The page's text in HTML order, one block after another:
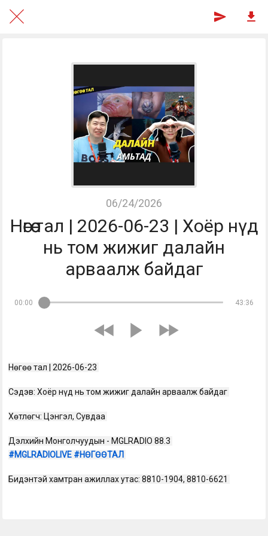
06/24/2026
Нөгөө тал | 2026-06-23 | Хоёр нүд
нь том жижиг далайн
арваалж байдаг
00:00 43:36
Нөгөө тал | 2026-06-23
Сэдэв: Хоёр нүд нь том жижиг далайн арваалж байдаг
Хөтлөгч: Цэнгэл, Сувдаа
#MGLRADIOLIVE #НӨГӨӨТАЛ
Бидэнтэй хамтран ажиллах утас: 8810-1904, 8810-6621